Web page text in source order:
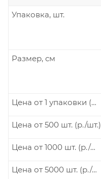
Упаковка, шт.
Размер, см
Цена от 1 упаковки (р./шт.)
Цена от 500 шт. (р./шт.)
Цена от 1000 шт. (р./шт.)
Цена от 5000 шт. (р./шт.)